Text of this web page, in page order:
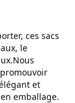
ces sacs
le
et
emballage.